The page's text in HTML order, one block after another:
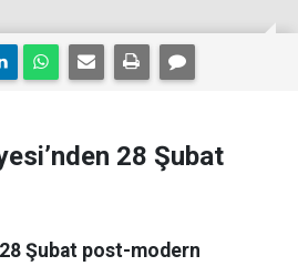
28 Şubat
Şubat post-modern